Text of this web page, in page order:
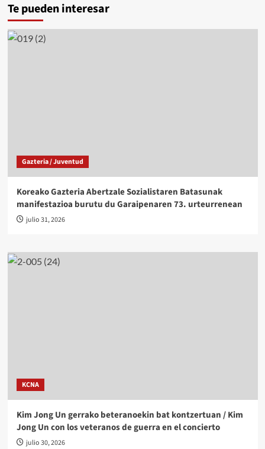
Te pueden interesar
Gazteria / Juventud
Koreako Gazteria Abertzale Sozialistaren Batasunak
manifestazioa burutu du Garaipenaren 73. urteurrenean
julio 31, 2026
KCNA
Kim Jong Un gerrako beteranoekin bat kontzertuan / Kim
Jong Un con los veteranos de guerra en el concierto
julio 30, 2026